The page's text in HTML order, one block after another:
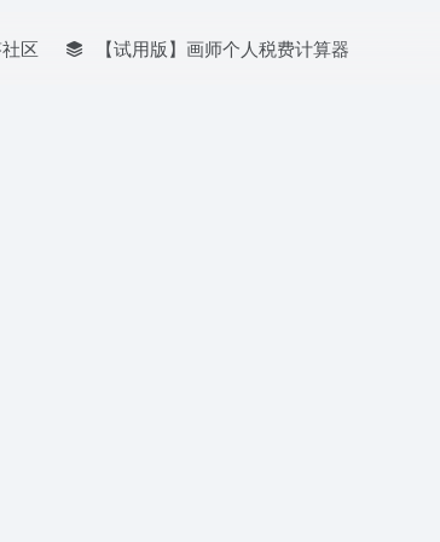
区 【试用版】画师个人税费计算器